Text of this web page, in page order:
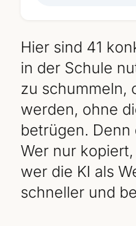
Hier sind 41
in der Schule
zu schummeln,
werden, ohne
betrügen. Denn
Wer nur
wer die KI als
schneller und